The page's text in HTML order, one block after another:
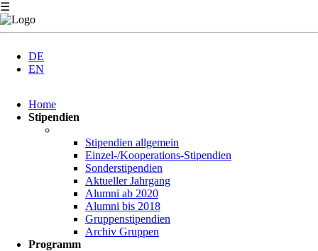
☰
DE
EN
überspringen
Home
Stipendien
Stipendien allgemein
Einzel-/Kooperations-Stipendien
Sonderstipendien
Aktueller Jahrgang
Alumni ab 2020
Alumni bis 2018
Gruppenstipendien
Archiv Gruppen
Programm